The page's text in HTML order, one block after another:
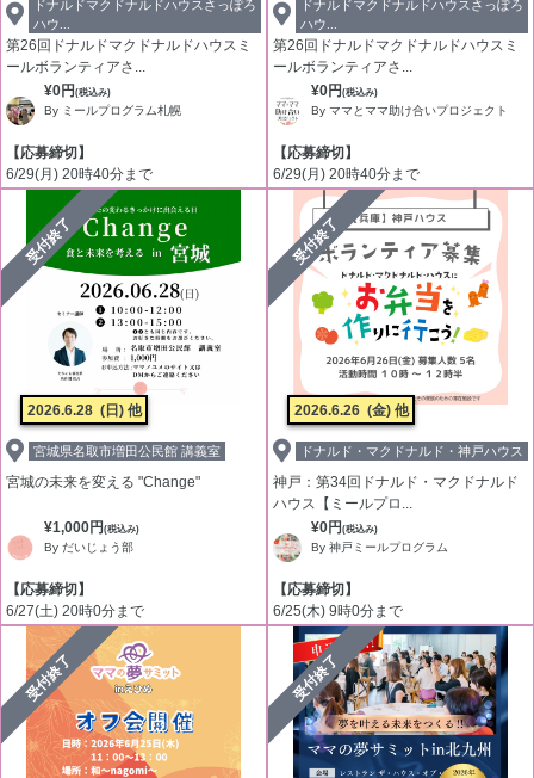
ドナルドマクドナルドハウスさっぽろ
ハウ...
第26回ドナルドマクドナルドハウスミ
ールボランティアさ...
¥0円 (税込み)
By ミールプログラム札幌
【応募締切】
6/29(月) 20時40分まで
ドナルドマクドナルドハウスさっぽろ
ハウ...
第26回ドナルドマクドナルドハウスミ
ールボランティアさ...
¥0円 (税込み)
By ママとママ助け合いプロジェクト
【応募締切】
6/29(月) 20時40分まで
受付終了
2026.6.28 (日) 他
宮城県名取市増田公民館 講義室
宮城の未来を変える "Change"
¥1,000円 (税込み)
By だいじょう部
【応募締切】
6/27(土) 20時0分まで
受付終了
2026.6.26 (金) 他
ドナルド・マクドナルド・神戸ハウス
神戸：第34回ドナルド・マクドナルド
ハウス【ミールプロ...
¥0円 (税込み)
By 神戸ミールプログラム
【応募締切】
6/25(木) 9時0分まで
受付終了 受付終了